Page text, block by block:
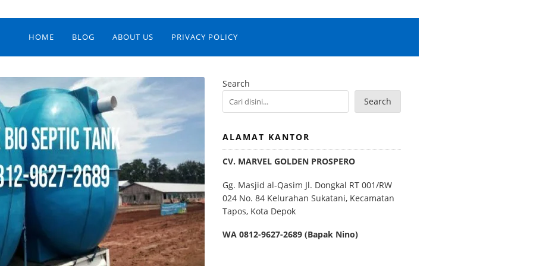
HOME BLOG ABOUT US PRIVACY POLICY
Search
Search
ALAMAT KANTOR
CV. MARVEL GOLDEN PROSPERO
Gg. Masjid al-Qasim Jl. Dongkal RT 001/RW
024 No. 84 Kelurahan Sukatani, Kecamatan
Tapos, Kota Depok
WA 0812-9627-2689 (Bapak Nino)